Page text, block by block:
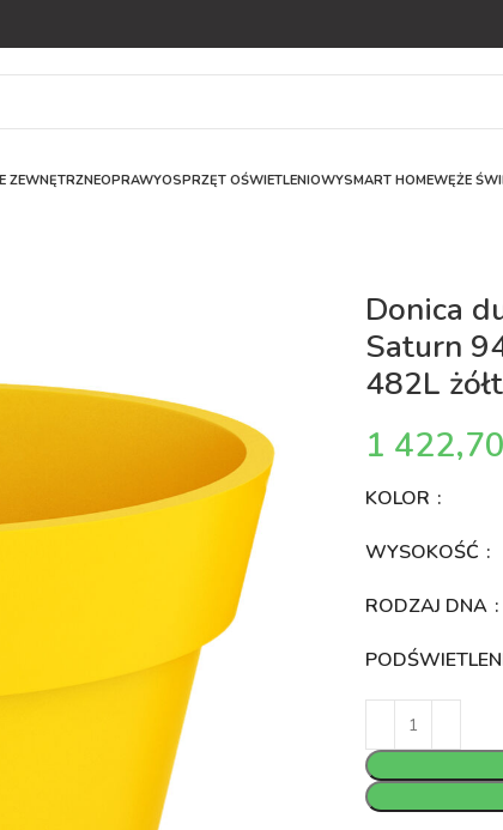
ZEWNĘTRZNEOPRAWYOSPRZĘT OŚWIETLENIOWYSMART HOMEWĘŻE
Donica
Saturn
482L
KOLOR
WYSOKOŚĆ
RODZAJ DNA